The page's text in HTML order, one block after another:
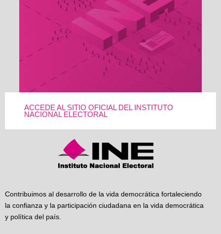
ACCEDE AL SITIO OFICIAL DEL INSTITUTO
NACIONAL ELECTORAL
Contribuimos al desarrollo de la vida democrática fortaleciendo
la confianza y la participación ciudadana en la vida democrática
y política del país.